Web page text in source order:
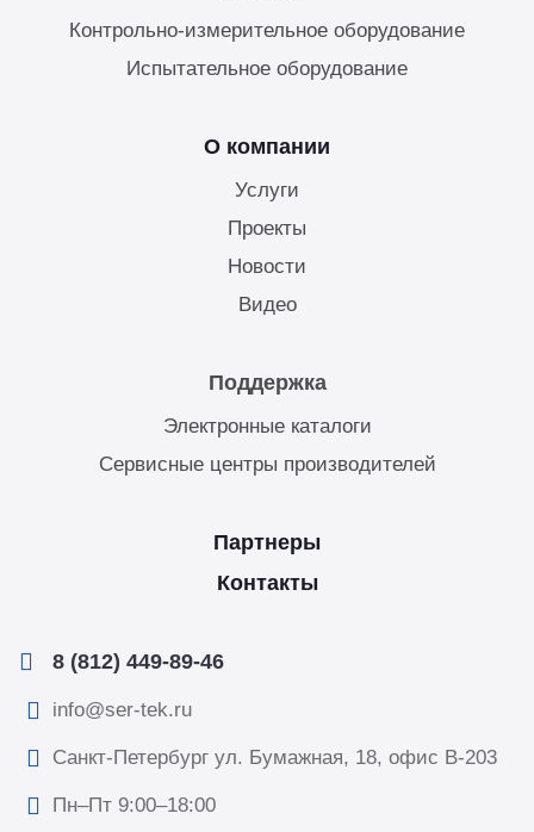
Контрольно-измерительное оборудование
Испытательное оборудование
О компании
Услуги
Проекты
Новости
Видео
Поддержка
Электронные каталоги
Сервисные центры производителей
Партнеры
Контакты
8 (812) 449-89-46
info@ser-tek.ru
Санкт-Петербург ул. Бумажная, 18, офис B-203
Пн–Пт 9:00–18:00